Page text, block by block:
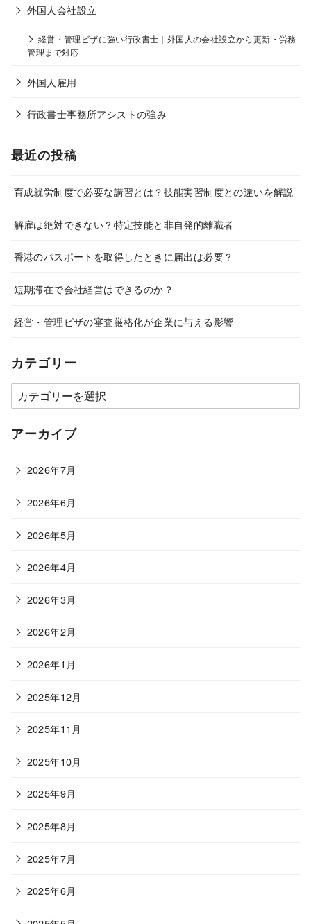
外国人会社設立
経営・管理ビザに強い行政書士｜外国人の会社設立から更新・労務
管理まで対応
外国人雇用
行政書士事務所アシストの強み
最近の投稿
育成就労制度で必要な講習とは？技能実習制度との違いを解説
解雇は絶対できない？特定技能と非自発的離職者
香港のパスポートを取得したときに届出は必要？
短期滞在で会社経営はできるのか？
経営・管理ビザの審査厳格化が企業に与える影響
カテゴリー
カ
テ
ゴ
ー
アーカイブ
2026年7月
2026年6月
2026年5月
2026年4月
2026年3月
2026年2月
2026年1月
2025年12月
2025年11月
2025年10月
2025年9月
2025年8月
2025年7月
2025年6月